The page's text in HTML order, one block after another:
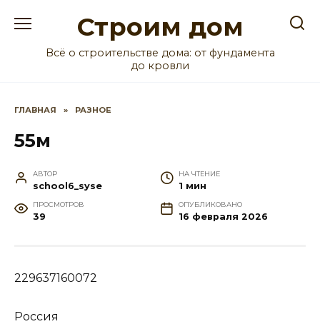
Строим дом
Всё о строительстве дома: от фундамента
до кровли
ГЛАВНАЯ » РАЗНОЕ
55м
АВТОР
school6_syse
НА ЧТЕНИЕ
1 мин
ПРОСМОТРОВ
39
ОПУБЛИКОВАНО
16 февраля 2026
229637160072
Россия